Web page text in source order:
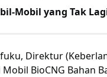
Mobil yang Tak
Direktur
BioCNG Bahan